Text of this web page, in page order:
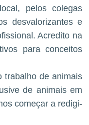
pelos colegas
desvalorizantes e
Acredito na
para conceitos
trabalho de animais
de animais em
começar a redigi-